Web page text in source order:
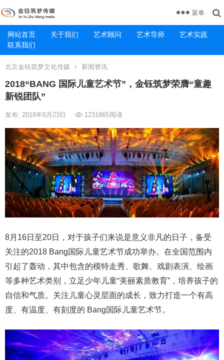
网站首页 关于我们 艺术顾问 艺术导师
艺术实践
联系我们
菜单
北京金钰筑梦文化传媒 新闻资讯
2018“BANG 国际儿童艺术节”，金钰筑梦荣膺“童趣
新锐团队”
发布: 2018年8月23日 1231865阅读
8月16日至20日，对于孩子们来说是意义非凡的日子，备受
关注的2018 Bang国际儿童艺术节成功举办。在全国范围内
引起了轰动，其中包含的模特走秀、歌舞、戏剧表演、绘画
等多种艺术类别，立足少年儿童“美丽素质教育”，培养孩子的
自信和气质。关注儿童心灵层面的成长，致力打造一个有高
度、有温度、有刻度的 Bang国际儿童艺术节。